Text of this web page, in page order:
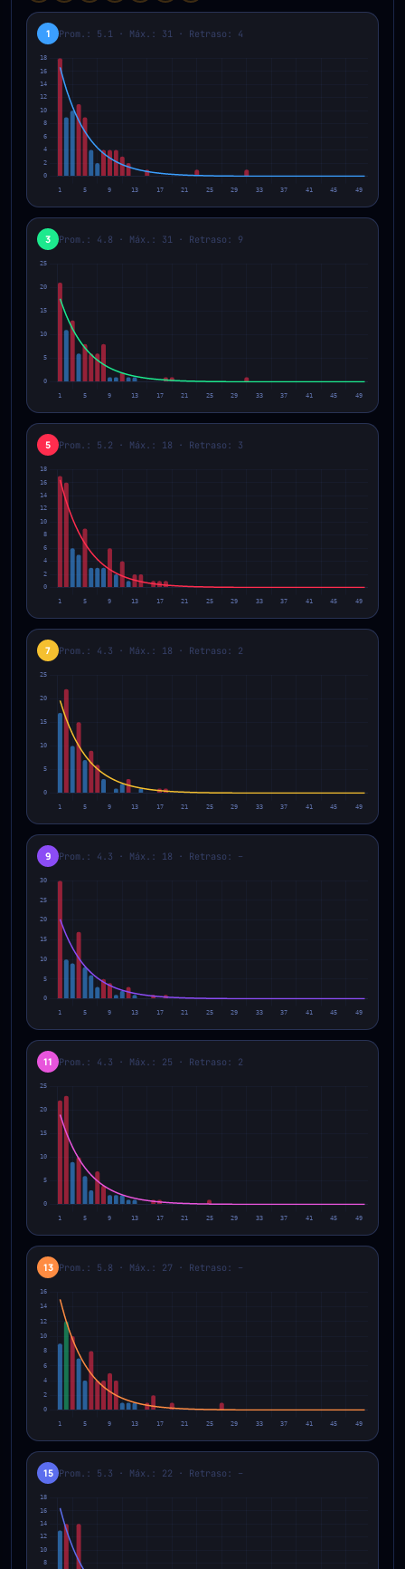
1 Prom.: 5.1 · Máx.: 31 · Retraso: 4
3 Prom.: 4.8 · Máx.: 31 · Retraso: 9
5 Prom.: 5.2 · Máx.: 18 · Retraso: 3
7 Prom.: 4.3 · Máx.: 18 · Retraso: 2
9 Prom.: 4.3 · Máx.: 18 · Retraso: –
11 Prom.: 4.3 · Máx.: 25 · Retraso: 2
13 Prom.: 5.8 · Máx.: 27 · Retraso: –
15 Prom.: 5.3 · Máx.: 22 · Retraso: –